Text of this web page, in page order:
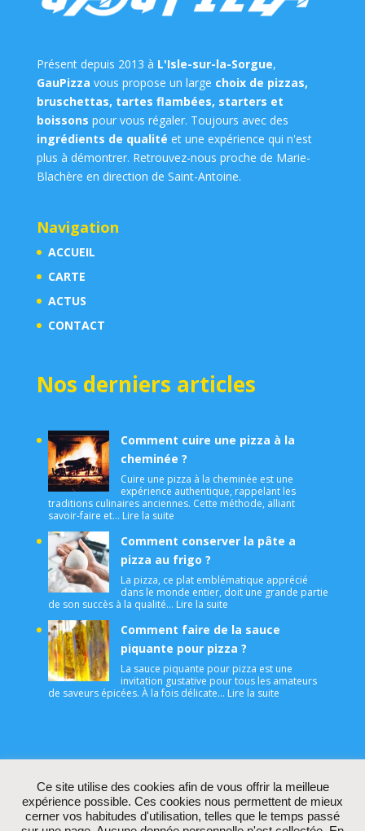
Présent depuis 2013 à L'Isle-sur-la-Sorgue,
GauPizza vous propose un large choix de pizzas,
bruschettas, tartes flambées, starters et
boissons pour vous régaler. Toujours avec des
ingrédients de qualité et une expérience qui n'est
plus à démontrer. Retrouvez-nous proche de Marie-
Blachère en direction de Saint-Antoine.
Navigation
ACCUEIL
CARTE
ACTUS
CONTACT
Nos derniers articles
Comment cuire une pizza à la
cheminée ?
Cuire une pizza à la cheminée est une
expérience authentique, rappelant les
traditions culinaires anciennes. Cette méthode, alliant
savoir-faire et… Lire la suite: Comment cuire une pizza à la cheminée
Comment conserver la pâte a
pizza au frigo ?
La pizza, ce plat emblématique apprécié
dans le monde entier, doit une grande partie
de son succès à la qualité… Lire la suite: Comment conserver la pâte
Comment faire de la sauce
piquante pour pizza ?
La sauce piquante pour pizza est une
invitation gustative pour tous les amateurs
de saveurs épicées. À la fois délicate… Lire la suite: Comment faire
Mentions légales
Politique d’utilisation des cookies
Ce site utilise des cookies afin de vous offrir la meilleue
expérience possible. Ces cookies nous permettent de mieux
cerner vos habitudes d'utilisation, telles que le temps passé